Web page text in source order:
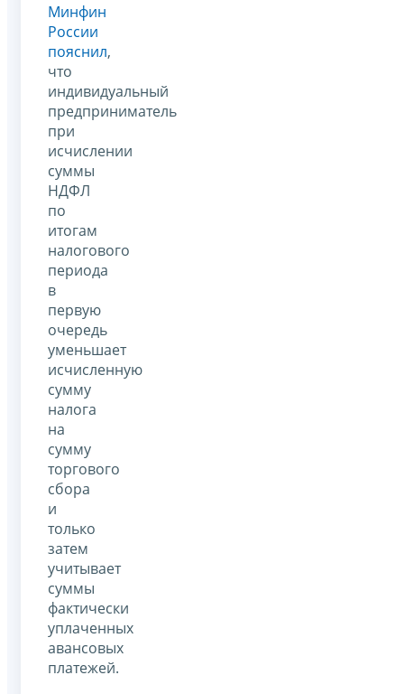
Минфин
России
пояснил,
что
индивидуальный
предприниматель
при
исчислении
суммы
НДФЛ
по
итогам
налогового
периода
в
первую
очередь
уменьшает
исчисленную
сумму
налога
на
сумму
торгового
сбора
и
только
затем
учитывает
суммы
фактически
уплаченных
авансовых
платежей.